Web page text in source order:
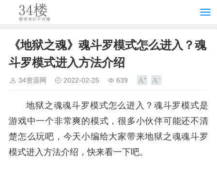
《地狱之魂》魂斗罗模式怎么进入？魂
斗罗模式进入方法介绍
34资源网 2022-02-25 639
地狱之魂魂斗罗模式怎么进入？魂斗罗模式是
游戏中一个非常爽的模式，很多小伙伴可能还不清
楚怎么玩吧，今天小编给大家带来地狱之魂魂斗罗
模式进入方法介绍，快来看一下吧。